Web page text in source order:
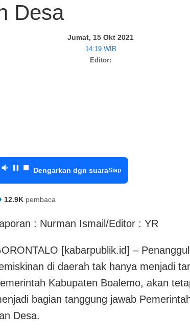
Desa
Jumat, 15 Okt 2021
14:19 WIB
Editor:
Dengarkan dgn suaraSiap
12.9Kpembaca
: Nurman Ismail/Editor : YR
[kabarpublik.id] –
di daerah tak hanya menjadi
Kabupaten Boalemo, akan
bagian tanggung jawab
Desa.